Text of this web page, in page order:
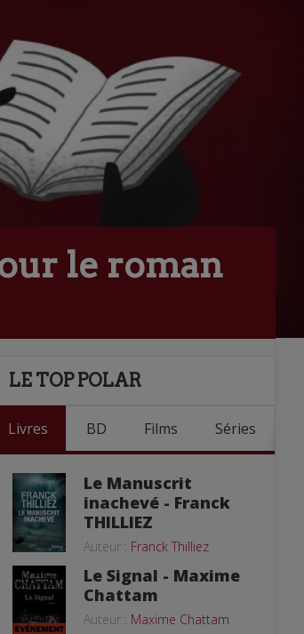
le roman
LE TOP POLAR
Livres BD Films Séries
Le Manuscrit
inachevé - Franck
THILLIEZ
Auteur : Franck Thilliez
Le Signal - Maxime
Chattam
Auteur : Maxime Chattam